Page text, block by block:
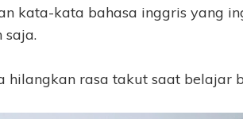
kata-kata bahasa inggris yang
saja.
hilangkan rasa takut saat belajar